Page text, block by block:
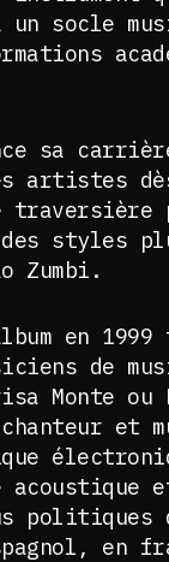
socle
sa
artistes
des styles
Zumbi.
en
de
Monte ou
et
politiques
en